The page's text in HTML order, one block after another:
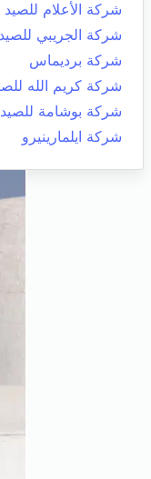
شركة الأعلام
شركة الجريبي
شركة برديماس
شركة كريم الله
شركة بوشامة
شركة ايلمارينيرو